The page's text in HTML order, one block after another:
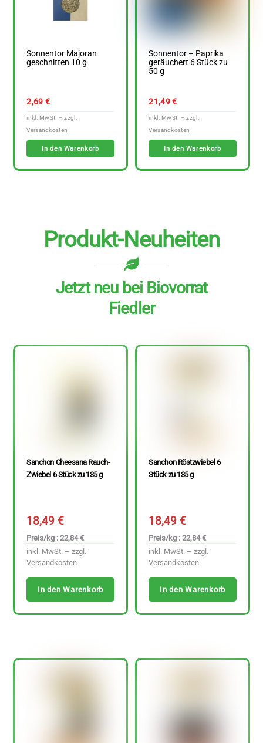
Sonnentor Majoran
geschnitten 10 g
2,69 €
In den Warenkorb
Sonnentor – Paprika
geräuchert 6 Stück zu
50 g
21,49€
In den Warenkorb
Produkt-Neuheiten
Jetzt neu bei Biovorrat
Fiedler
Sanchon Cheesana Rauch-
Zwiebel 6 Stück zu 135 g
18,49€
Preis/kg : 22,84 €
inkl. MwSt. – zzgl.
Versandkosten
In den Warenkorb
Sanchon Röstzwiebel 6
Stück zu 135 g
18,49€
Preis/kg : 22,84 €
inkl. MwSt. – zzgl.
Versandkosten
In den Warenkorb